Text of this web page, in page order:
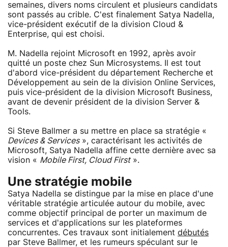
semaines, divers noms circulent et plusieurs candidats
sont passés au crible. C'est finalement Satya Nadella,
vice-président exécutif de la division Cloud &
Enterprise, qui est choisi.
M. Nadella rejoint Microsoft en 1992, après avoir
quitté un poste chez Sun Microsystems. Il est tout
d'abord vice-président du département Recherche et
Développement au sein de la division Online Services,
puis vice-président de la division Microsoft Business,
avant de devenir président de la division Server &
Tools.
Si Steve Ballmer a su mettre en place sa stratégie «
Devices & Services», caractérisant les activités de
Microsoft, Satya Nadella affine cette dernière avec sa
vision « Mobile First, Cloud First».
Une stratégie mobile
Satya Nadella se distingue par la mise en place d'une
véritable stratégie articulée autour du mobile, avec
comme objectif principal de porter un maximum de
services et d'applications sur les plateformes
concurrentes. Ces travaux sont initialement débutés
par Steve Ballmer, et les rumeurs spéculant sur le